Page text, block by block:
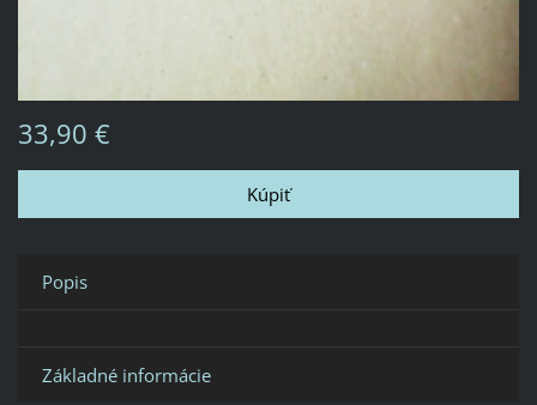
33,90 €
Popis
Základné informácie